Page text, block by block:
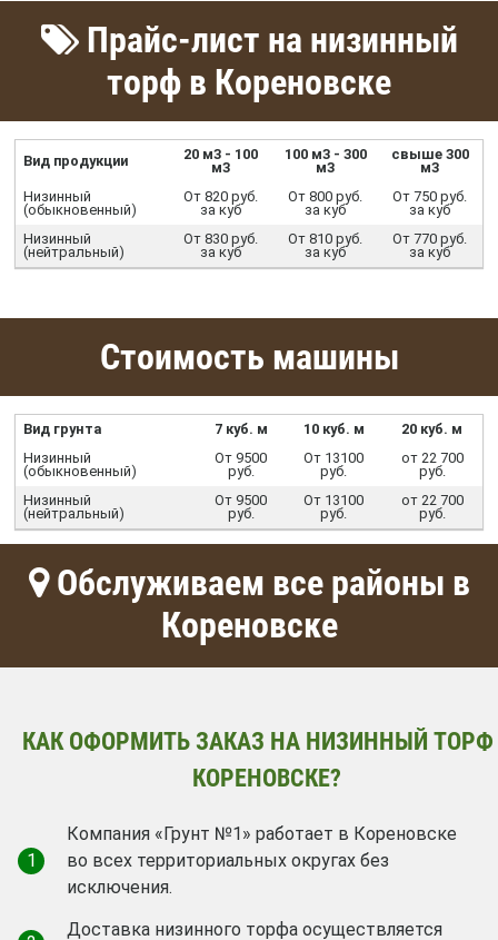
Прайс-лист на низинный
торф в Кореновске
Вид продукции
20 м3 - 100
м3
100 м3 - 300
м3
свыше 300
м3
Низинный
(обыкновенный)
От 820 руб.
за куб
От 800 руб.
за куб
От 750 руб.
за куб
Низинный
(нейтральный)
От 830 руб.
за куб
От 810 руб.
за куб
От 770 руб.
за куб
Стоимость машины
Вид грунта 7 куб. м 10 куб. м
20 куб. м
Низинный
(обыкновенный)
От 9500
руб.
От 13100
руб.
от 22 700
руб.
Низинный
(нейтральный)
От 9500
руб.
От 13100
руб.
от 22 700
руб.
Обслуживаем все районы в
Кореновске
КАК ОФОРМИТЬ ЗАКАЗ НА НИЗИННЫЙ ТОРФ
КОРЕНОВСКЕ?
1
Компания «Грунт №1» работает в Кореновске
во всех территориальных округах без
исключения.
Доставка низинного торфа осуществляется